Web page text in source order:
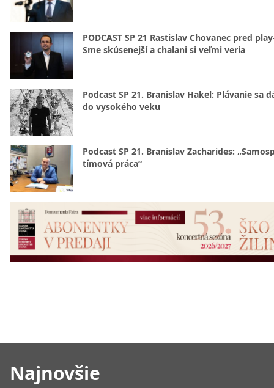
Najnovšie
PODCAST SP 21 Rastislav Chovanec pred
Sme skúsenejší a chalani si veľmi veria
Podcast SP 21. Branislav Hakel: Plávanie sa
do vysokého veku
Podcast SP 21. Branislav Zacharides:
tímová práca“